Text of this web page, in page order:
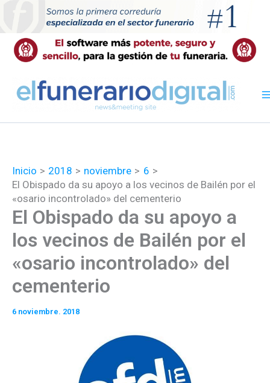
contenido
Inicio 2018 noviembre
6
El Obispado da su apoyo a los vecinos de Bailén por el
«osario incontrolado» del cementerio
El Obispado da su apoyo a
los vecinos de Bailén por el
«osario incontrolado» del
cementerio
6 noviembre. 2018